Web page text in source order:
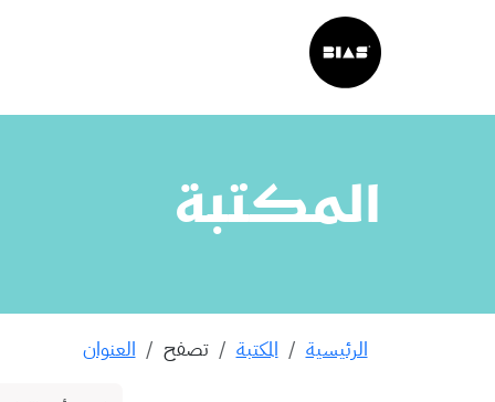
المكتبة
الرئيسية المكتبة تصفح العنوان